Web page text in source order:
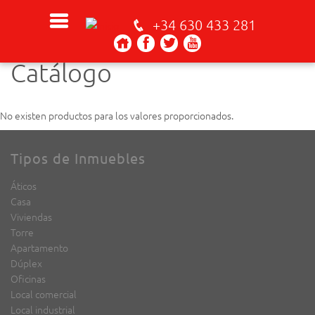
+34 630 433 281
Catálogo
No existen productos para los valores proporcionados.
Tipos de Inmuebles
Áticos
Casa
Viviendas
Torre
Apartamento
Dúplex
Oficinas
Local comercial
Local industrial